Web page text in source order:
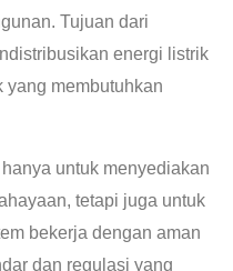
Tujuan dari
energi listrik
yang membutuhkan
untuk menyediakan
tetapi juga untuk
bekerja dengan aman
dan regulasi yang